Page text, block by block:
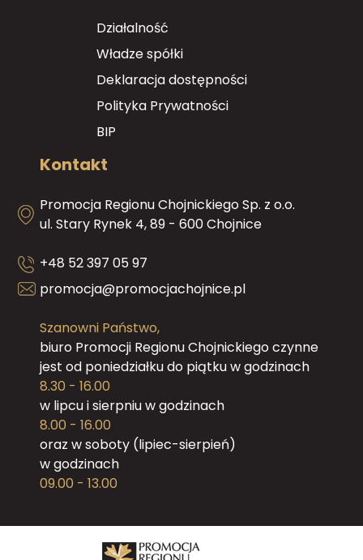
Działalność
Władze spółki
Deklaracja dostępności
Polityka Prywatności
BIP
Kontakt
Promocja Regionu Chojnickiego Sp. z o.o.
ul. Stary Rynek 4, 89 - 600 Chojnice
+48 52 397 05 97
promocja@promocjachojnice.pl
Szanowni Państwo,
biuro Promocji Regionu Chojnickiego czynne
jest od poniedziałku do piątku w godzinach
8.30 - 16.00
w lipcu i sierpniu w godzinach
8.00 - 16.00
oraz w soboty (lipiec-sierpień)
w godzinach
09.00 - 13.00